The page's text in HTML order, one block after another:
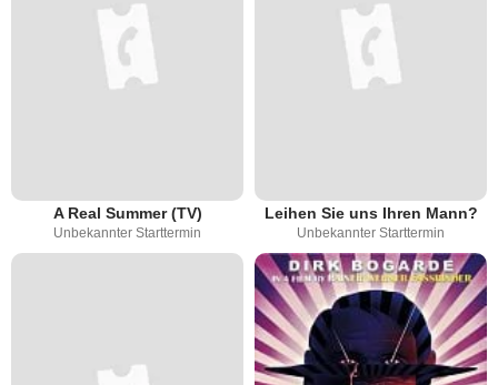
A Real Summer (TV)
Unbekannter Starttermin
Leihen Sie uns Ihren Mann?
Unbekannter Starttermin